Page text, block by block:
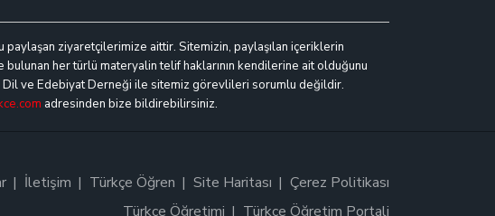
ziyaretçilerimize aittir. Sitemizin, paylaşılan içeriklerin
her türlü materyalin telif haklarının kendilerine ait olduğunu
Dil ve Edebiyat Derneği ile sitemiz görevlileri sorumlu değildir.
adresinden bize bildirebilirsiniz.
İletişim Türkçe Öğren Site Haritası
Çerez Politikası
Türkçe Öğretimi
Türkçe Öğretim Portali